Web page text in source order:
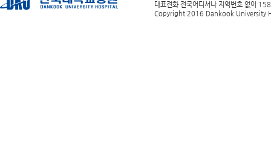
대표전화 전국어디서나 지역번호 없이
Copyright 2016 Dankook University